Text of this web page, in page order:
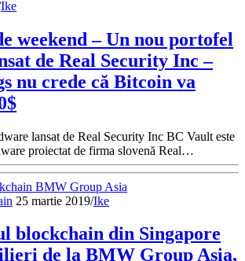
Ike
weekend – Un nou portofel
de Real Security Inc –
nu crede că Bitcoin va
lansat de Real Security Inc BC Vault este
proiectat de firma slovenă Real…
25 martie 2019/Ike
blockchain din Singapore
de la BMW Group Asia,